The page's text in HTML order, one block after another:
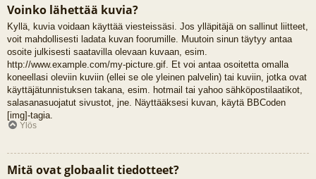
Voinko lähettää kuvia?
Kyllä, kuvia voidaan käyttää viesteissäsi. Jos ylläpitäjä on sallinut liitteet,
voit mahdollisesti ladata kuvan foorumille. Muutoin sinun täytyy antaa
osoite julkisesti saatavilla olevaan kuvaan, esim.
http://www.example.com/my-picture.gif. Et voi antaa osoitetta omalla
koneellasi oleviin kuviin (ellei se ole yleinen palvelin) tai kuviin, jotka ovat
käyttäjätunnistuksen takana, esim. hotmail tai yahoo sähköpostilaatikot,
salasanasuojatut sivustot, jne. Näyttääksesi kuvan, käytä BBCoden
[img]-tagia.
Ylös
Mitä ovat globaalit tiedotteet?